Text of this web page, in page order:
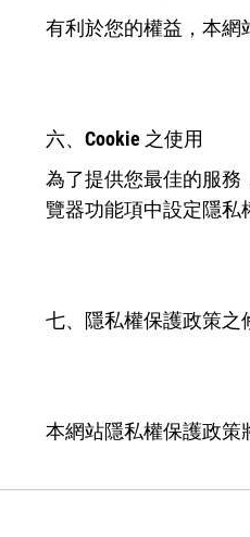
有利於您的權益，本網
六、Cookie 之使用
為了提供您最佳的服務
覽器功能項中設定隱私
七、隱私權保護政策之
本網站隱私權保護政策